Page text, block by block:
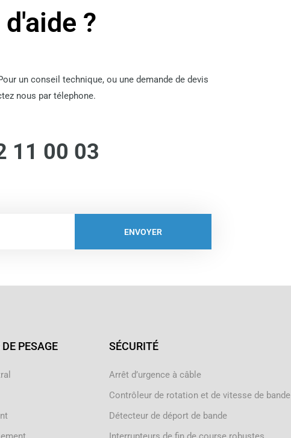
?
un conseil technique, ou une demande de devis
nous par télephone.
11 00 03
ENVOYER
PESAGE SÉCURITÉ
Arrêt d’urgence à câble
Contrôleur de rotation et de vitesse de bande
Détecteur de déport de bande